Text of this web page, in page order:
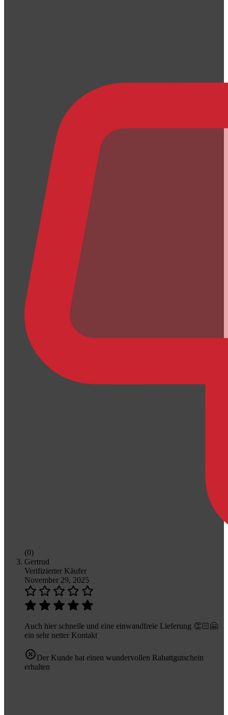
(0)
Gertrud
Verifizierter Käufer
November 29, 2025
Auch hier schnelle und eine einwandfreie Lieferung 👏🏻🤗
ein sehr netter Kontakt
Der Kunde hat einen wundervollen Rabattgutschein
erhalten